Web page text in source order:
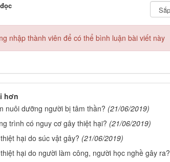
nhập thành viên để có thể bình luận bài viết này
hơn
nuôi dưỡng người bị tâm thần? (21/06/2019)
trình có nguy cơ gây thiệt hại? (21/06/2019)
hại do súc vật gây? (21/06/2019)
hại do người làm công, người học nghề gây ra?